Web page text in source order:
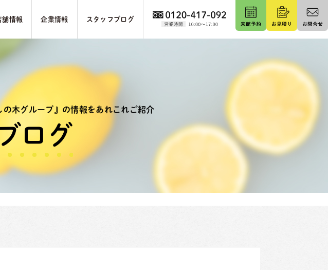
舗情報 企業情報 スタッフブログ
の木グループ』の情報をあれこれご紹介
ログ